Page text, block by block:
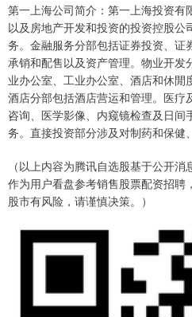
第一上海公司简介：第一上海投资有
以及房地产开发和投资的投资控股公
务。金融服务分部包括证券投资、证
承销和配售以及资产管理。物业开发
业办公室、工业办公室、酒店和休閒
酒店分部包括酒店营运和管理。医疗
咨询、医学影像、内窥镜检查及日间
务。直接投资部分涉及对制药和保健
（以上内容为腾讯自选股基于公开
作为用户看盘参考销售股票配资招聘
股市有风险，请谨慎决策。）